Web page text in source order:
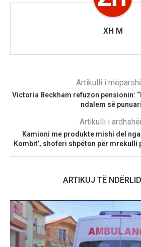
XH M
Artikulli i
Victoria Beckham refuzon pensionin:
ndalem së
Artikulli i
Kamioni me produkte mishi del nga
Kombit’, shoferi shpëton për mrekulli
ARTIKUJ TË